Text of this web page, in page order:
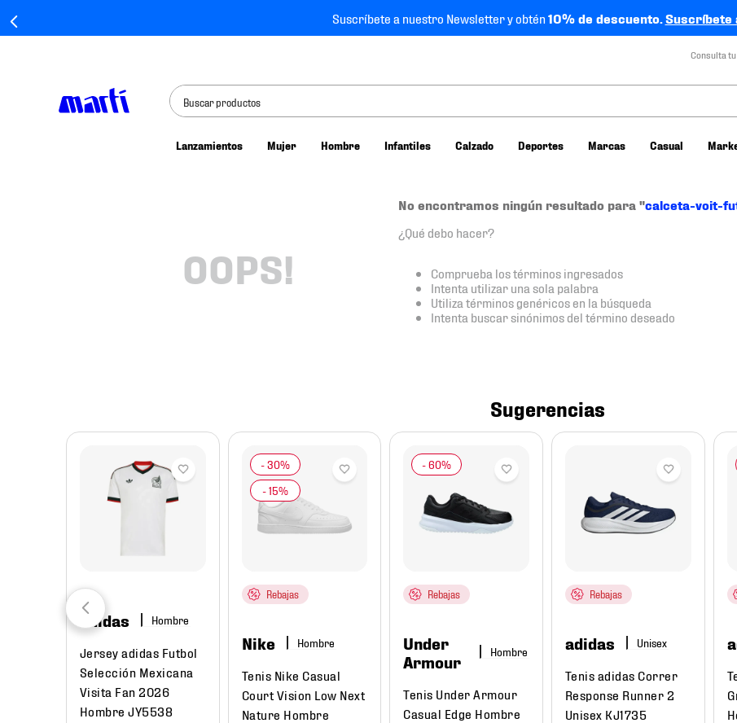
Suscríbete a nuestro Newsletter y obtén10% de descuento.Suscríbete
Consulta
Buscar productos
Lanzamientos Mujer Hombre Infantiles Calzado Deportes Marcas Casual
OOPS!
No encontramos ningún resultado para "calceta-voit-
¿Qué debo hacer?
Comprueba los términos ingresados
Intenta utilizar una sola palabra
Utiliza términos genéricos en la búsqueda
Intenta buscar sinónimos del término deseado
Sugerencias
adidas Hombre
Jersey adidas Futbol
Selección Mexicana
Visita Fan 2026
Hombre JY5538
Rebajas
Nike Hombre
Tenis Nike Casual
Court Vision Low Next
Nature Hombre
Rebajas
Under
Armour
Hombre
Tenis Under Armour
Casual Edge Hombre
Rebajas
adidas
Tenis adidas Correr
Response Runner 2
Unisex KJ1735
tenis nike